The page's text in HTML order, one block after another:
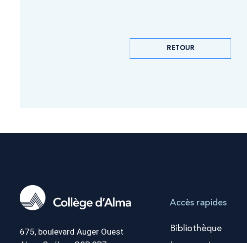
RETOUR
675, boulevard Auger Ouest
Accès rapides
Bibliothèque